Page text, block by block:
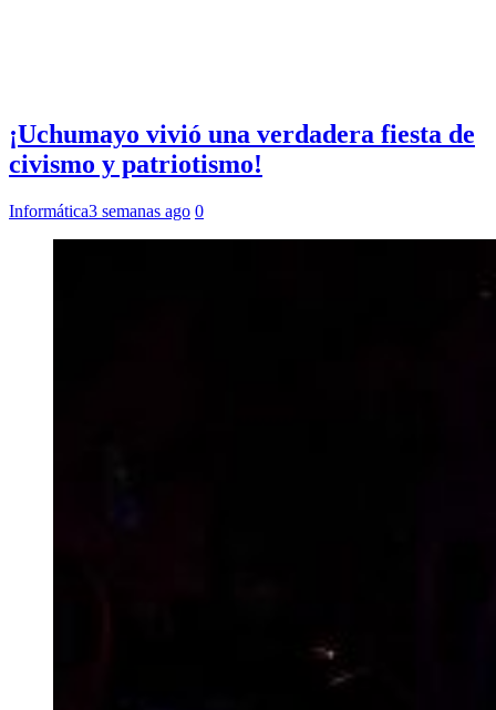
¡Uchumayo vivió una verdadera fiesta de
civismo y patriotismo!
Informática3 semanas ago 0